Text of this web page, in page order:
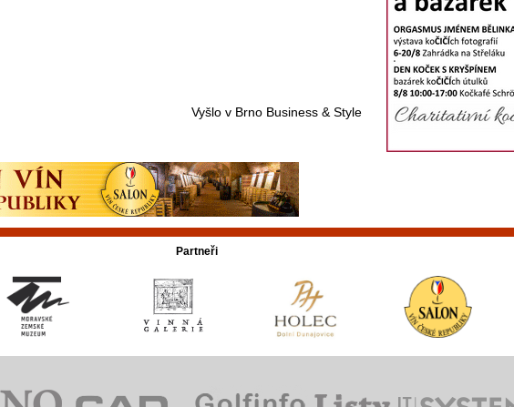
Vyšlo v Brno Business & Style
Partneři